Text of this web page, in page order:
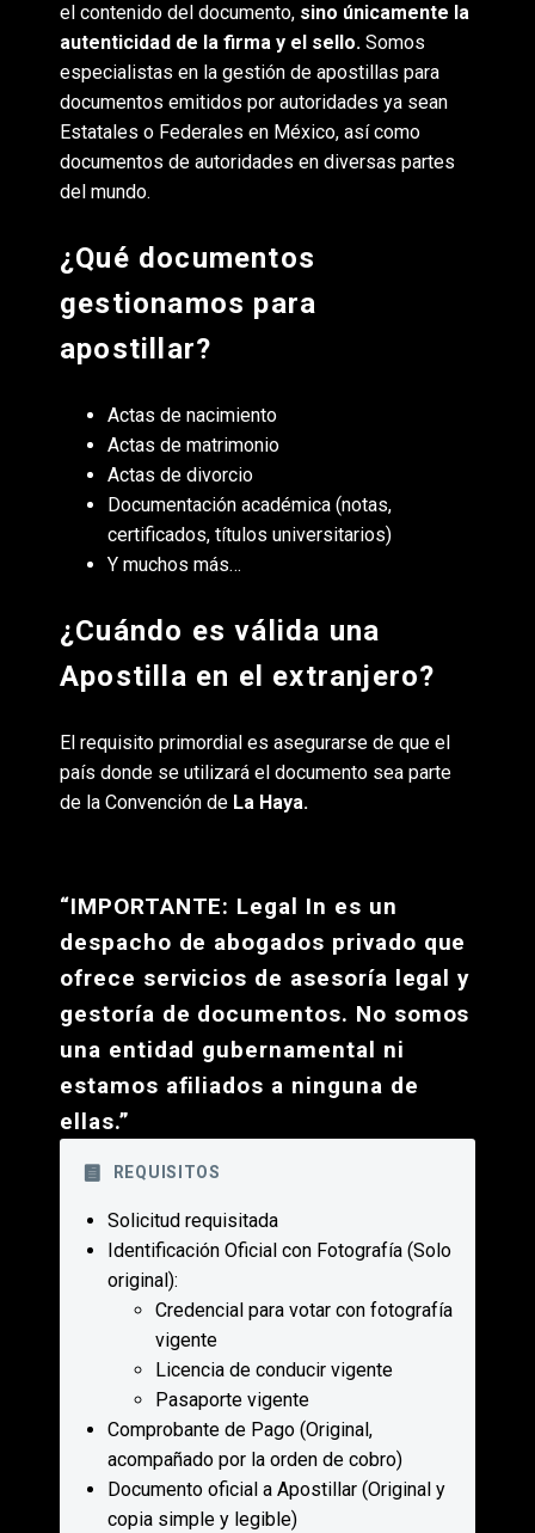
el contenido del documento, sino únicamente la
autenticidad de la firma y el sello. Somos
especialistas en la gestión de apostillas para
documentos emitidos por autoridades ya sean
Estatales o Federales en México, así como
documentos de autoridades en diversas partes
del mundo.
¿Qué documentos
gestionamos para
apostillar?
Actas de nacimiento
Actas de matrimonio
Actas de divorcio
Documentación académica (notas,
certificados, títulos universitarios)
Y muchos más…
¿Cuándo es válida una
Apostilla en el extranjero?
El requisito primordial es asegurarse de que el
país donde se utilizará el documento sea parte
de la Convención de La Haya.
“IMPORTANTE: Legal In es un
despacho de abogados privado que
ofrece servicios de asesoría legal y
gestoría de documentos. No somos
una entidad gubernamental ni
estamos afiliados a ninguna de
ellas.”
REQUISITOS
Solicitud requisitada
Identificación Oficial con Fotografía (Solo
original):
Credencial para votar con fotografía
vigente
Licencia de conducir vigente
Pasaporte vigente
Comprobante de Pago (Original,
acompañado por la orden de cobro)
Documento oficial a Apostillar (Original y
copia simple y legible)